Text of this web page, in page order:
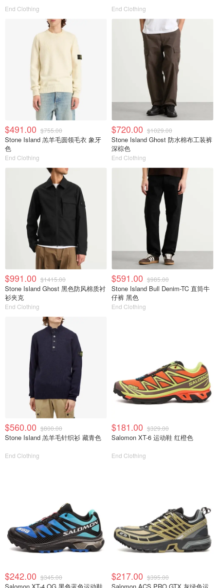
End Clothing End Clothing
$491.00 $755.00
Stone Island 羔羊毛圆领毛衣 象牙
色
End Clothing
$720.00 $1029.00
Stone Island Ghost 防水棉布工装裤
深棕色
End Clothing
$991.00 $1415.00
Stone Island Ghost 黑色防风棉质衬
衫夹克
End Clothing
$591.00 $985.00
Stone Island Bull Denim-TC 直筒牛
仔裤 黑色
End Clothing
$560.00 $800.00
Stone Island 羔羊毛针织衫 藏青色
End Clothing
$181.00 $329.00
Salomon XT-6 运动鞋 红橙色
End Clothing
$242.00 $345.00 $217.00 $395.00